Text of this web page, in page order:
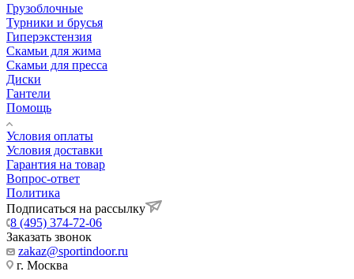
Грузоблочные
Турники и брусья
Гиперэкстензия
Скамьи для жима
Скамьи для пресса
Диски
Гантели
Помощь
Условия оплаты
Условия доставки
Гарантия на товар
Вопрос-ответ
Политика
Подписаться на рассылку
8 (495) 374-72-06
Заказать звонок
zakaz@sportindoor.ru
г. Москва